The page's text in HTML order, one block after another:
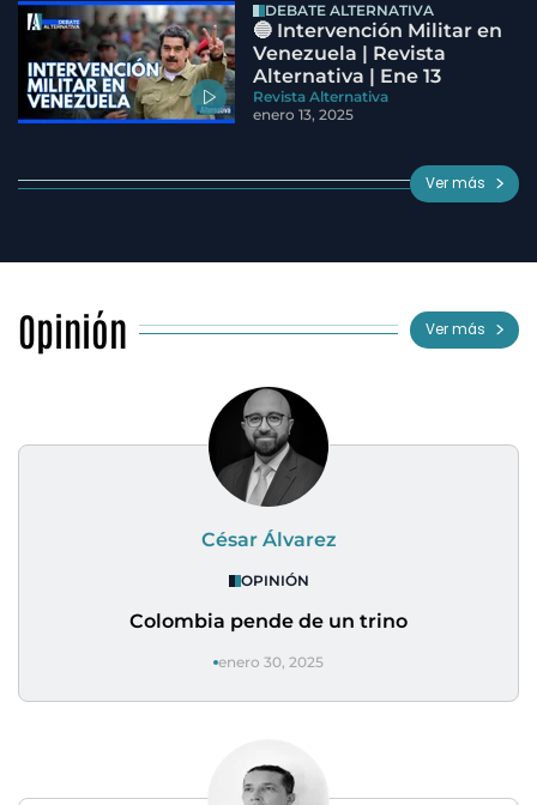
DEBATE ALTERNATIVA
🔵 Intervención Militar en
Venezuela | Revista
Alternativa | Ene 13
Revista Alternativa
enero 13, 2025
Ver más
Opinión Ver más
César Álvarez
OPINIÓN
Colombia pende de un trino
enero 30, 2025